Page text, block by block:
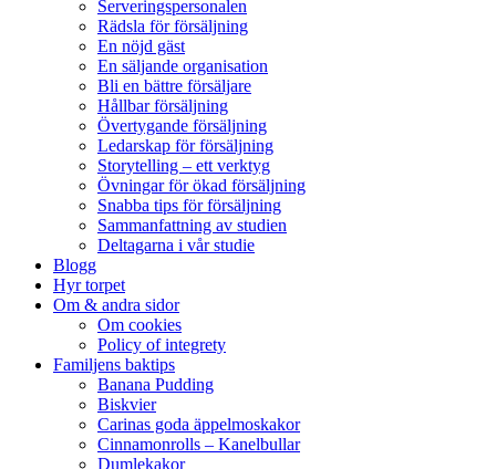
Serveringspersonalen
Rädsla för försäljning
En nöjd gäst
En säljande organisation
Bli en bättre försäljare
Hållbar försäljning
Övertygande försäljning
Ledarskap för försäljning
Storytelling – ett verktyg
Övningar för ökad försäljning
Snabba tips för försäljning
Sammanfattning av studien
Deltagarna i vår studie
Blogg
Hyr torpet
Om & andra sidor
Om cookies
Policy of integrety
Familjens baktips
Banana Pudding
Biskvier
Carinas goda äppelmoskakor
Cinnamonrolls – Kanelbullar
Dumlekakor